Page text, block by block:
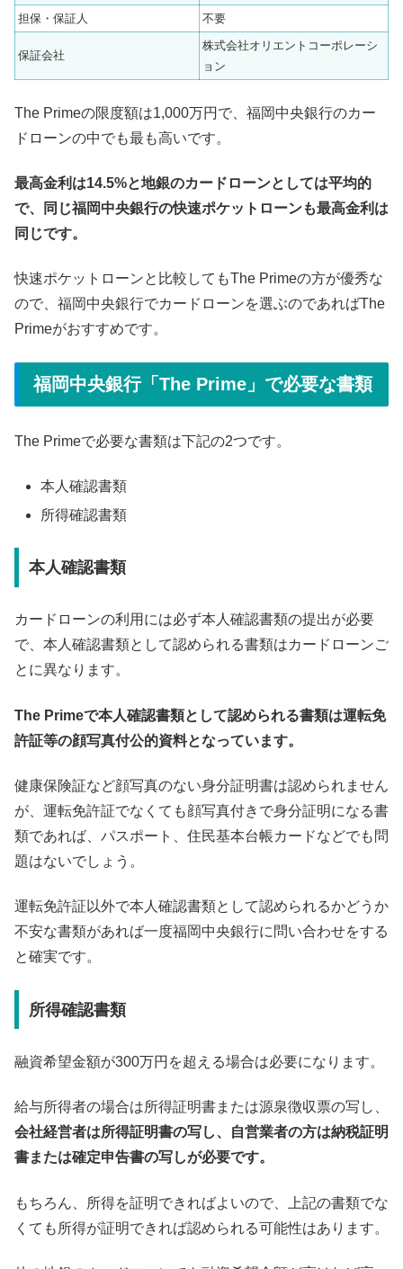
担保・保証人
不要
保証会社
株式会社オリエントコーポレーシ
ョン
The Primeの限度額は1,000万円で、福岡中央銀行のカー
ドローンの中でも最も高いです。
最高金利は14.5%と地銀のカードローンとしては平均的
で、同じ福岡中央銀行の快速ポケットローンも最高金利は
同じです。
快速ポケットローンと比較してもThe Primeの方が優秀な
ので、福岡中央銀行でカードローンを選ぶのであればThe
Primeがおすすめです。
福岡中央銀行「The Prime」で必要な書類
The Primeで必要な書類は下記の2つです。
本人確認書類
所得確認書類
本人確認書類
カードローンの利用には必ず本人確認書類の提出が必要
で、本人確認書類として認められる書類はカードローンご
とに異なります。
The Primeで本人確認書類として認められる書類は運転免
許証等の顔写真付公的資料となっています。
健康保険証など顔写真のない身分証明書は認められません
が、運転免許証でなくても顔写真付きで身分証明になる書
類であれば、パスポート、住民基本台帳カードなどでも問
題はないでしょう。
運転免許証以外で本人確認書類として認められるかどうか
不安な書類があれば一度福岡中央銀行に問い合わせをする
と確実です。
所得確認書類
融資希望金額が300万円を超える場合は必要になります。
給与所得者の場合は所得証明書または源泉徴収票の写し、
会社経営者は所得証明書の写し、自営業者の方は納税証明
書または確定申告書の写しが必要です。
もちろん、所得を証明できればよいので、上記の書類でな
くても所得が証明できれば認められる可能性はあります。